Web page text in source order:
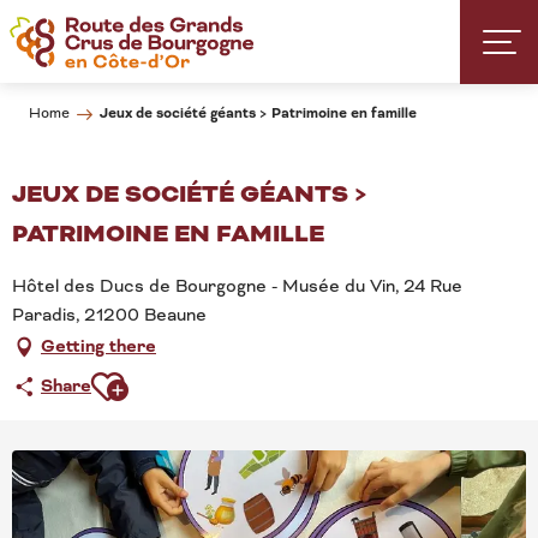
Aller
au
contenu
Home Jeux de société géants > Patrimoine en famille
JEUX DE SOCIÉTÉ GÉANTS >
PATRIMOINE EN FAMILLE
Hôtel des Ducs de Bourgogne - Musée du Vin, 24 Rue
Paradis, 21200 Beaune
Getting there
ShareAjouter aux favoris